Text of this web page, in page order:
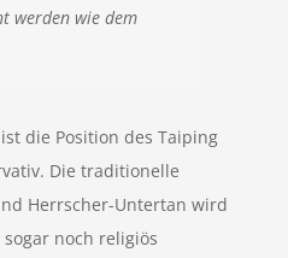
werden wie dem
die Position des Taiping
Die traditionelle
Herrscher-Untertan wird
noch religiös